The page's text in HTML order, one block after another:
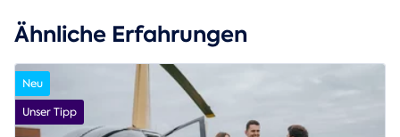
Ähnliche Erfahrungen
Neu
Unser Tipp